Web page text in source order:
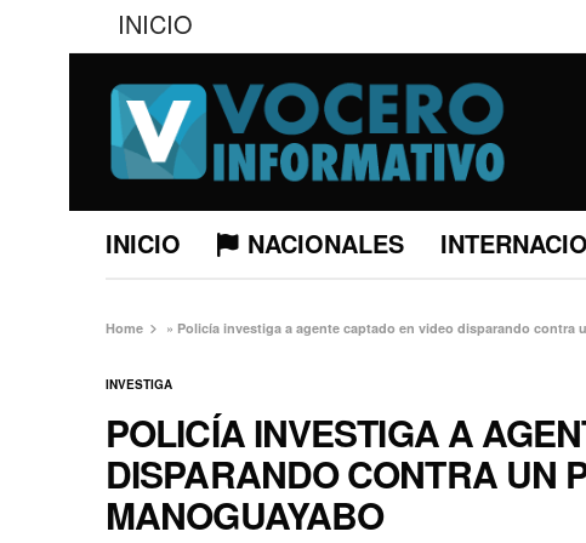
INICIO
INICIO NACIONALES
Home » Policía investiga a agente captado en video disparando contra
INVESTIGA
POLICÍA INVESTIGA A
DISPARANDO CONTRA UN
MANOGUAYABO